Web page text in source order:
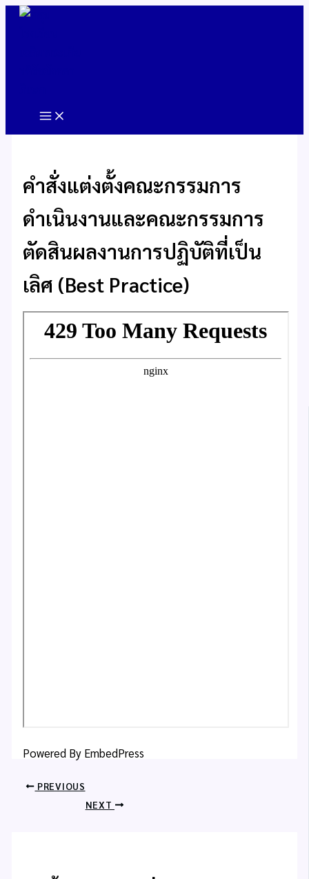
Skip
คำสั่งแต่งตั้งคณะกรรมการ
ดำเนินงานและคณะกรรมการ
ตัดสินผลงานการปฏิบัติที่เป็น
เลิศ (Best Practice)
Powered By EmbedPress
PREVIOUS
NEXT